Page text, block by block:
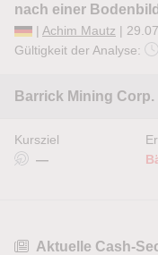
nach einer
| Achim Mautz |
Gültigkeit der Analyse:
Barrick Mining Corp.
Kursziel
—
Aktuelle Cash-